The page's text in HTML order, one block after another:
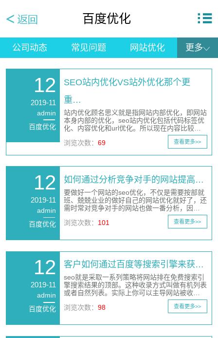
百度优化
公司动态 常见问题 网站优化 更多
12
2019-11
admin
百度优化
SEO站内优化VS站外优化那个更
重…
站内优化顾名思义就是指网站内部优化，即网站
本身内部的优化，seo站内优化包括代码标签优
化、内容优化和url优化。所以现在内容比较…
浏览次数：69 查看更多>>
12
2019-11
admin
百度优化
如何通过分析竞争对手的网站提高…
要做好一个网站的seo优化，不仅是需要按部就
班、兢兢业业的做好自己的网站优化就好了，还
需时常对竞争对手的网站也做一番分析，因…
浏览次数： 101 查看更多>>
12
2019-11
admin
百度优化
客户如何通过百度等搜索引擎来获…
seo就是采取一系列策略将网站排在免费搜索引
擎搜索结果的顶部。这种收录方式叫做有机列表
或者自然列表。实际上你可以主导网站被收…
浏览次数：98 查看更多>>